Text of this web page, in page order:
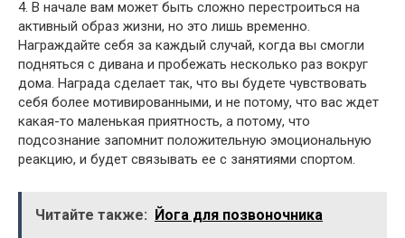
4. В начале вам может быть сложно перестроиться на
активный образ жизни, но это лишь временно.
Награждайте себя за каждый случай, когда вы смогли
подняться с дивана и пробежать несколько раз вокруг
дома. Награда сделает так, что вы будете чувствовать
себя более мотивированными, и не потому, что вас ждет
какая-то маленькая приятность, а потому, что
подсознание запомнит положительную эмоциональную
реакцию, и будет связывать ее с занятиями спортом.
Читайте также: Йога для позвоночника